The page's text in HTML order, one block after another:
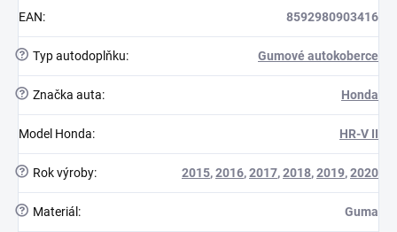
EAN: 8592980903416
? Typ autodoplňku: Gumové autokoberce
? Značka auta: Honda
Model Honda: HR-V II
? Rok výroby: 2015,2016,2017,2018,2019,2020
? Materiál : Guma